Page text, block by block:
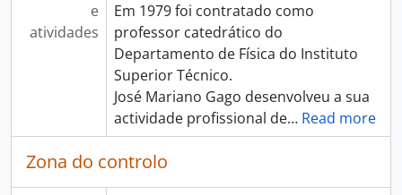
e
atividades
Em 1979 foi contratado como
professor catedrático do
Departamento de Física do Instituto
Superior Técnico.
José Mariano Gago desenvolveu a sua
actividade profissional de… Read more
Zona do controlo